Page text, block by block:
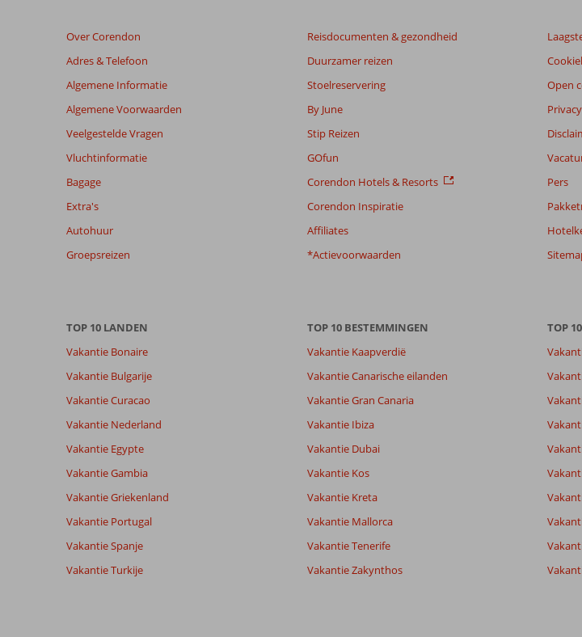
om
de
van
de
beoordelingen
te
beoordelingen.
11
beoordelingen
7,5
Kamers
7,2
van onze
klanten
Alle
9,0
Anoniem
Los
Cristianos:
Prima
Ligging
Service
Over Corendon
Adres & Telefoon
Algemene Informatie
Algemene Voorwaarden
Veelgestelde Vragen
Vluchtinformatie
Bagage
Extra's
Autohuur
Groepsreizen
Reisdocumenten & gezondheid
Duurzamer reizen
Stoelreservering
By June
Stip Reizen
GOfun
Corendon Hotels & Resorts
Corendon Inspiratie
Affiliates
*Actievoorwaarden
Open
Pers
TOP 10 LANDEN
Vakantie Bonaire
Vakantie Bulgarije
Vakantie Curacao
Vakantie Nederland
Vakantie Egypte
Vakantie Gambia
Vakantie Griekenland
Vakantie Portugal
Vakantie Spanje
Vakantie Turkije
TOP 10 BESTEMMINGEN
Vakantie Kaapverdië
Vakantie Canarische eilanden
Vakantie Gran Canaria
Vakantie Ibiza
Vakantie Dubai
Vakantie Kos
Vakantie Kreta
Vakantie Mallorca
Vakantie Tenerife
Vakantie Zakynthos
TOP